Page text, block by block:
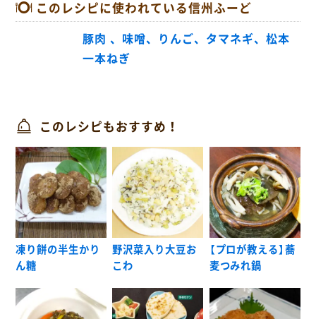
このレシピに使われている信州ふーど
豚肉 、味噌、りんご、タマネギ、松本
一本ねぎ
このレシピもおすすめ！
凍り餅の半生かり
ん糖
野沢菜入り大豆お
こわ
【プロが教える】蕎
麦つみれ鍋